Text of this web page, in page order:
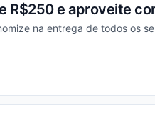
R$250 e aproveite
na entrega de todos os